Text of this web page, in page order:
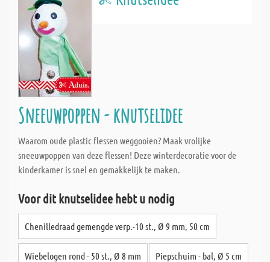
Sneeuwpoppen - knutselidee
Waarom oude plastic flessen weggooien? Maak vrolijke
sneeuwpoppen van deze flessen! Deze winterdecoratie voor de
kinderkamer is snel en gemakkelijk te maken.
Voor dit knutselidee hebt u nodig
Chenilledraad gemengde verp.-10 st., Ø 9 mm, 50 cm
Wiebelogen rond - 50 st., Ø 8 mm Piepschuim - bal, Ø 5 cm